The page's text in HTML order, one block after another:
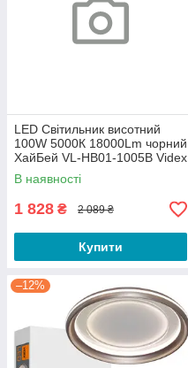
LED Світильник висотний
100W 5000К 18000Lm чорний
ХайБей VL-HB01-1005B Videx
В наявності
1 828 ₴ 2 089 ₴
Купити
–12%